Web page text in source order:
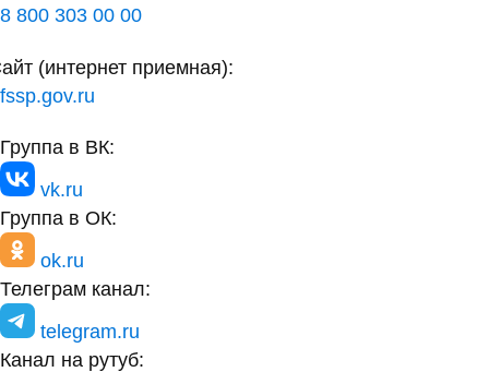
8 800 303 00 00
(интернет приемная):
fssp.gov.ru
Группа в ВК:
vk.ru
Группа в ОК:
ok.ru
Телеграм канал:
telegram.ru
Канал на рутуб: